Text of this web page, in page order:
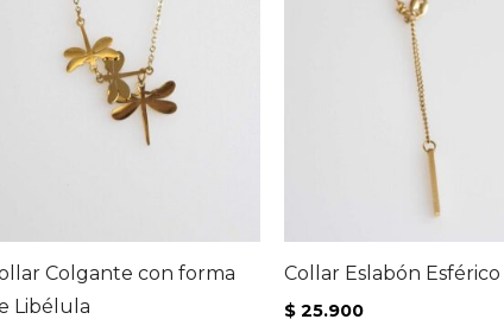
Colgante con forma
Libélula
Collar Eslabón Esférico
$ 25.900